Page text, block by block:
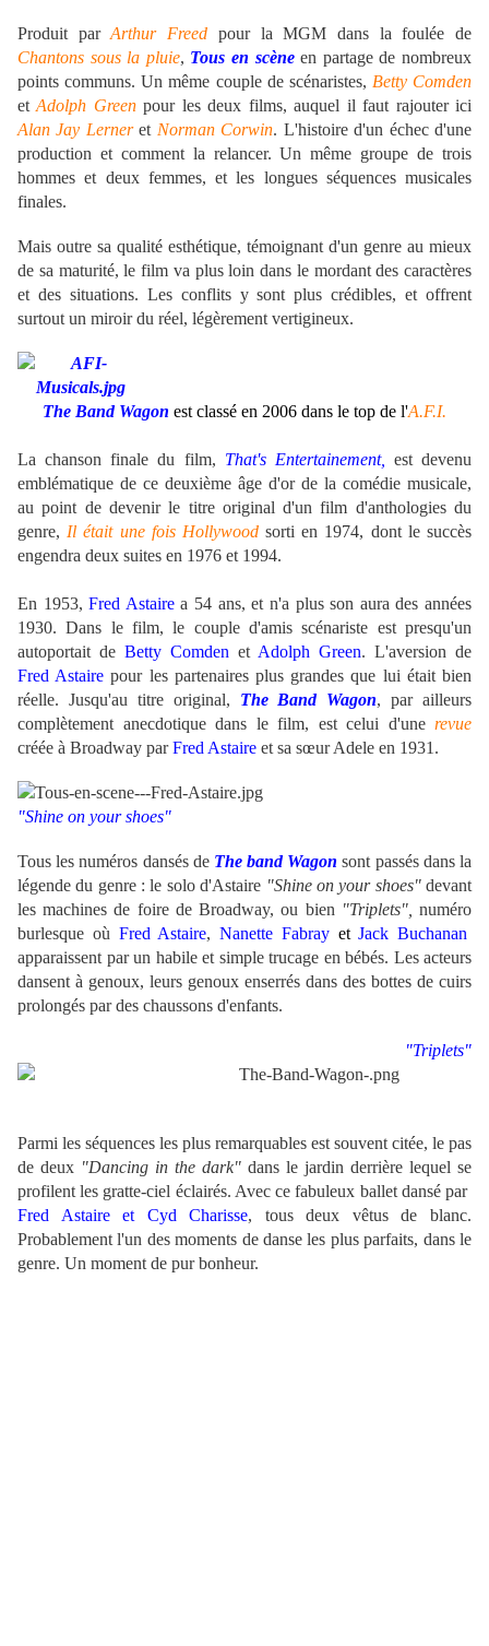
Produit parArthur Freed pour la MGM dans la foulée de
Chantons sous la pluie, Tous en scèneen partage de nombreux
points communs. Un même couple de scénaristes, Betty Comden
etAdolph Greenpour les deux films, auquel il faut rajouter ici
Alan Jay Lerneret Norman Corwin. L'histoire d'un échec d'une
production et comment la relancer. Un même groupe de trois
hommes et deux femmes, et les longues séquences musicales
finales.
Mais outre sa qualité esthétique, témoignant d'un genre au mieux
de sa maturité, le film va plus loin dans le mordant des caractères
et des situations. Les conflits y sont plus crédibles, et offrent
surtout un miroir du réel, légèrement vertigineux.
The Band Wagon est classé en 2006 dans le top de l'A.F.I.
La chanson finale du film, That's Entertainement,
est devenu
emblématique de ce deuxième âge d'or de la comédie musicale,
au point de devenir le titre original d'un film d'anthologies du
genre, Il était une fois Hollywoodsorti en 1974, dont le succès
engendra deux suites en 1976 et 1994.
En 1953,Fred Astairea 54 ans, et n'a plus son aura des années
1930. Dans le film, le couple d'amis scénariste est presqu'un
autoportait de Betty Comden et Adolph Green. L'aversion de
Fred Astaire pour les partenaires plus grandes que lui était bien
réelle. Jusqu'au titre original, The Band Wagon, par ailleurs
complètement anecdotique dans le film, est celui d'une revue
créée à Broadway parFred Astaire et sa sœur Adele en 1931.
"Shine on your shoes"
Tous les numéros dansés de The band Wagon sont passés dans la
légende du genre : le solo d'Astaire "Shine on your shoes"devant
les machines de foire de Broadway, ou bien "Triplets", numéro
burlesque où Fred Astaire, Nanette Fabray et Jack Buchanan
apparaissent par un habile et simple trucage en bébés. Les acteurs
dansent à genoux, leurs genoux enserrés dans des bottes de cuirs
prolongés par des chaussons d'enfants.
"Triplets"
Parmi les séquences les plus remarquables est souvent citée, le pas
de deux "Dancing in the dark" dans le jardin derrière lequel se
profilent les gratte-ciel éclairés. Avec ce fabuleux ballet dansé par
Fred Astaire et Cyd Charisse, tous deux vêtus de blanc.
Probablement l'un des moments de danse les plus parfaits, dans le
genre. Un moment de pur bonheur.